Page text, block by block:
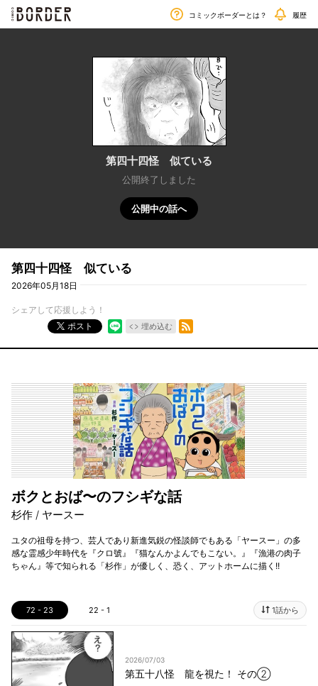
border
毎週金曜日更新!! コミックボーダーとは？ 履歴
第四十四怪 似ている
公開終了しました
公開中の話へ
第四十四怪 似ている
2026年05月18日
シェアして応援しよう！
ポスト
埋め込む
RSSフィード
ボクとおば〜のフシギな話
杉作 / ヤースー
ユタの祖母を持つ、芸人であり新進気鋭の怪談師でもある「ヤースー」の多
感な霊感少年時代を『クロ號』『猫なんかよんでもこない。』『漁港の肉子
ちゃん』等で知られる「杉作」が優しく、恐く、アットホームに描く!!
72 - 23 22 - 1 1話から
2026/07/03
第五十八怪 龍を視た！ その②